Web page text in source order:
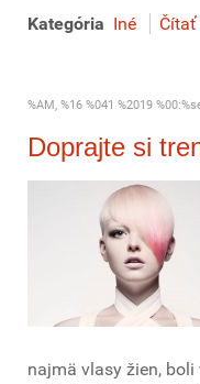
Kategória Iné Čítať
%AM, %16 %041 %2019
Doprajte si
najmä vlasy žien, boli